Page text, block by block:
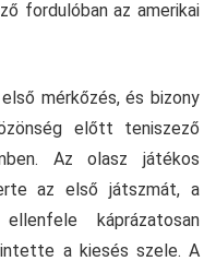
fordulóban az amerikai
mérkőzés, és bizony
előtt teniszező
Az olasz játékos
az első játszmát, a
káprázatosan
a kiesés szele. A